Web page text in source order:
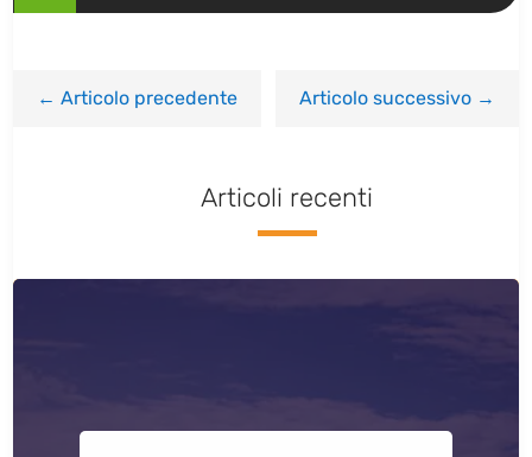
←Articolo precedente Articolo successivo→
Articoli recenti